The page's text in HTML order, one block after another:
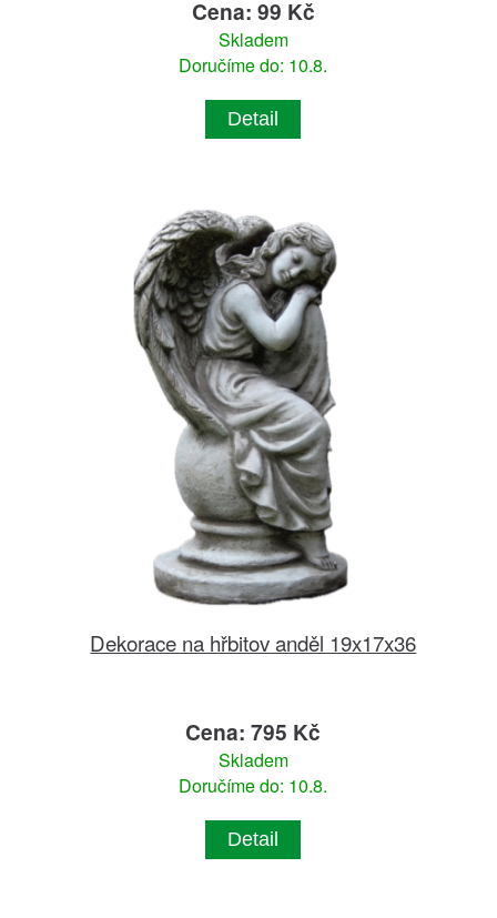
Cena: 99 Kč
Skladem
Doručíme do: 10.8.
Detail
Dekorace na hřbitov anděl 19x17x36
Cena: 795 Kč
Skladem
Doručíme do: 10.8.
Detail